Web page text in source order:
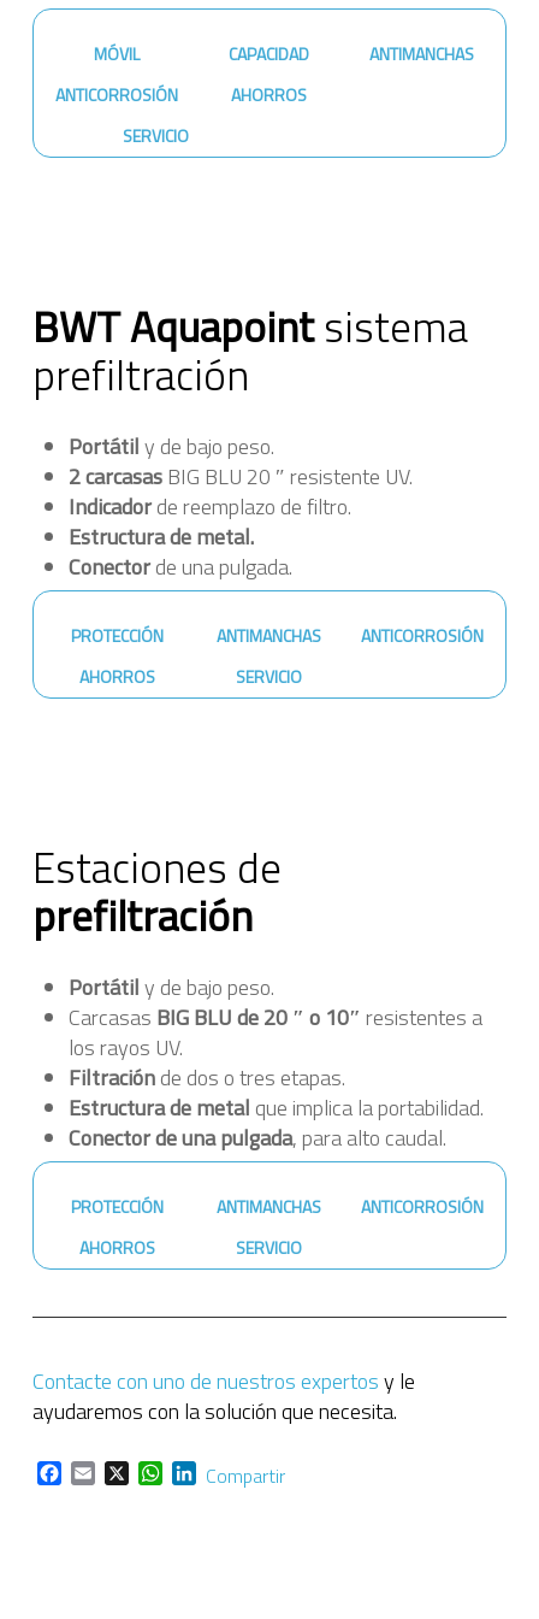
MÓVIL CAPACIDAD
ANTIMANCHAS
ANTICORROSIÓN
AHORROS
SERVICIO
BWT Aquapointsistema
prefiltración
Portátily de bajo peso.
2 carcasasBIG BLU 20 ″ resistente UV.
Indicadorde reemplazo de filtro.
Estructura de metal.
Conectorde una pulgada.
PROTECCIÓN ANTIMANCHAS
ANTICORROSIÓN
AHORROS
SERVICIO
Estaciones de
prefiltración
Portátily de bajo peso.
Carcasas BIG BLU de 20 ″ o 10″ resistentes a
los rayos UV.
Filtraciónde dos o tres etapas.
Estructura de metal que implica la portabilidad.
Conector de una pulgada, para alto caudal.
PROTECCIÓN ANTIMANCHAS
ANTICORROSIÓN
AHORROS
SERVICIO
Contacte con uno de nuestros expertosy le
ayudaremos con la solución que necesita.
Facebook
EmailX WhatsApp
LinkedIn
Compartir